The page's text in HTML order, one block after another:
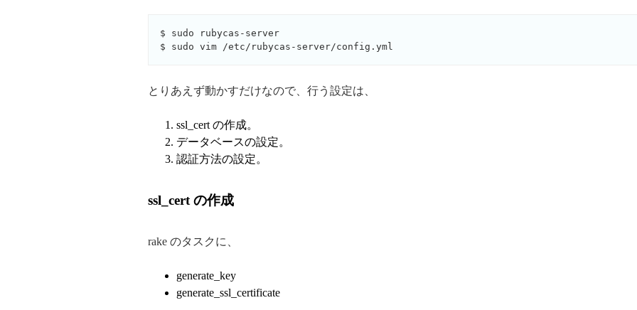
$ sudo rubycas-server
とりあえず動かすだけなので、行う設定は、
ssl_cert の作成。
データベースの設定。
認証方法の設定。
ssl_cert の作成
rake のタスクに、
generate_key
generate_ssl_certificate